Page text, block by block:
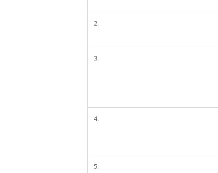
2.
3.
4.
5.